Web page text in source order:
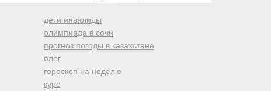
дети инвалиды
олимпиада в сочи
прогноз погоды в казахстане
олег
гороскоп на неделю
курс